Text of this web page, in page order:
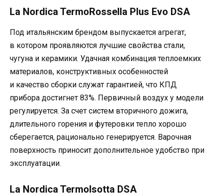
La Nordica TermoRossella Plus Evo DSA
Под итальянским брендом выпускается агрегат,
в котором проявляются лучшие свойства стали,
чугуна и керамики. Удачная комбинация теплоемких
материалов, конструктивных особенностей
и качество сборки служат гарантией, что КПД
прибора достигнет 83%. Первичный воздух у модели
регулируется. За счет систем вторичного дожига,
длительного горения и футеровки тепло хорошо
сберегается, рационально генерируется. Варочная
поверхность приносит дополнительное удобство при
эксплуатации.
La Nordica TermoIsotta DSA